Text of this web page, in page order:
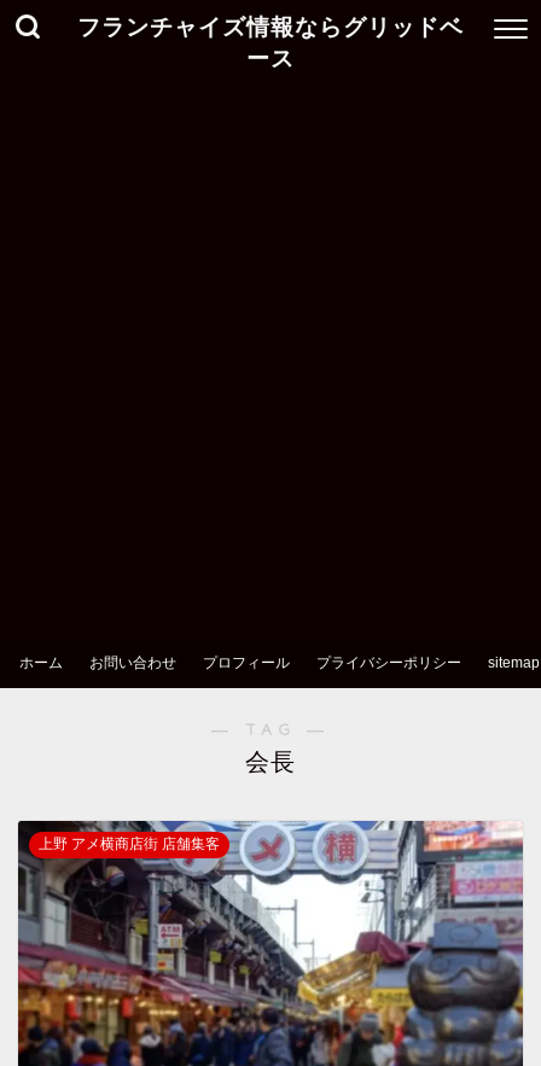
フランチャイズ情報ならグリッドベ
ース
ホーム お問い合わせ プロフィール プライバシーポリシー sitemap
― TAG ―
会長
上野 アメ横商店街 店舗集客